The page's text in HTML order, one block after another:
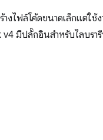
งไฟล์โค้ดขนาดเล็กแต่ใช้
มีปลั๊กอินสำหรับไลบรารี